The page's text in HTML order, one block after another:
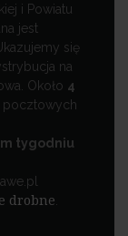
i Powiatu
jest
się
na
Około 4
pocztowych
tygodniu
drobne